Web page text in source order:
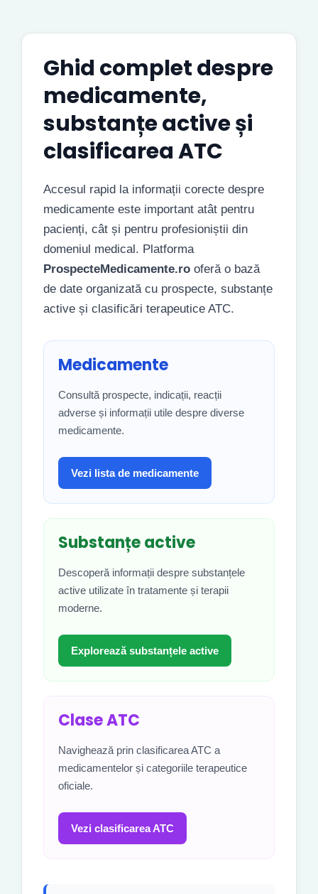
Ghid complet despre
medicamente,
substanțe active și
clasificarea ATC
Accesul rapid la informații corecte despre
medicamente este important atât pentru
pacienți, cât și pentru profesioniștii din
domeniul medical. Platforma
ProspecteMedicamente.ro oferă o bază
de date organizată cu prospecte, substanțe
active și clasificări terapeutice ATC.
Medicamente
Consultă prospecte, indicații, reacții
adverse și informații utile despre diverse
medicamente.
Vezi lista de medicamente
Substanțe active
Descoperă informații despre substanțele
active utilizate în tratamente și terapii
moderne.
Explorează substanțele active
Clase ATC
Navighează prin clasificarea ATC a
medicamentelor și categoriile terapeutice
oficiale.
Vezi clasificarea ATC